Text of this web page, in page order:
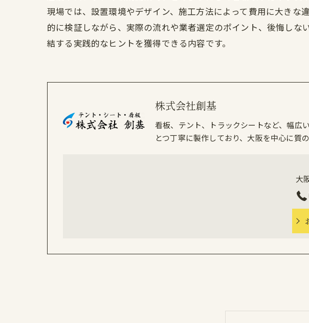
現場では、設置環境やデザイン、施工方法によって費用に大き
的に検証しながら、実際の流れや業者選定のポイント、後悔し
結する実践的なヒントを獲得できる内容です。
株式会社創基
看板、テント、トラックシートなど、幅広
とつ丁寧に製作しており、大阪を中心に質
大